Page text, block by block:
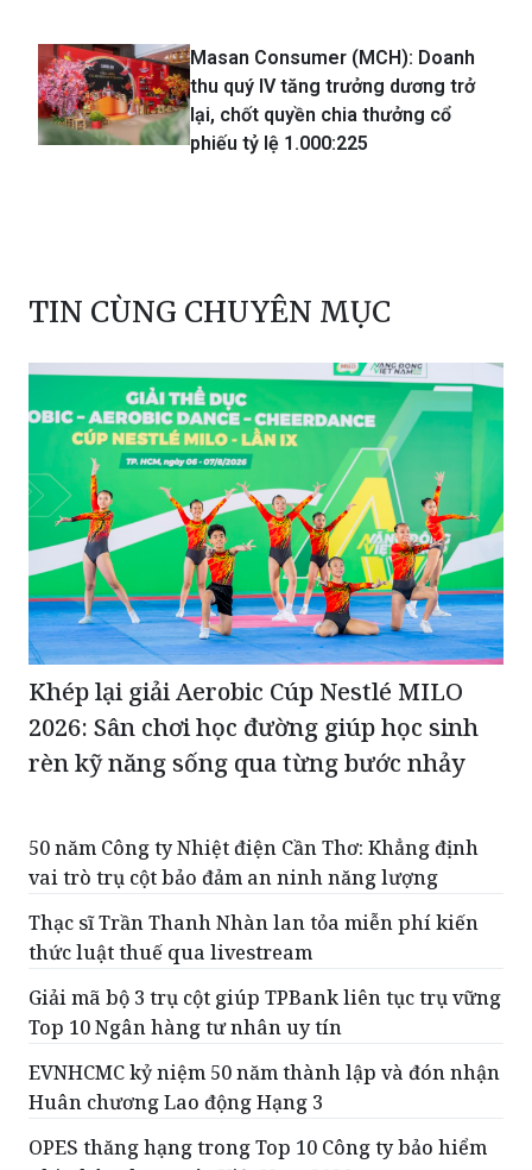
truyền thống
Masan Consumer (MCH): Doanh
TIN CÙNG CHUYÊN MỤC
Khép lại giải Aerobic Cúp Nestlé MILO
rèn kỹ năng sống qua từng bước nhảy
50 năm Công ty Nhiệt điện Cần Thơ: Khẳng định
vai trò trụ cột bảo đảm an ninh năng lượng
Thạc sĩ Trần Thanh Nhàn lan tỏa miễn phí kiến
thức luật thuế qua livestream
Giải mã bộ 3 trụ cột giúp TPBank liên tục trụ vững
Top 10 Ngân hàng tư nhân uy tín
EVNHCMC kỷ niệm 50 năm thành lập và đón nhận